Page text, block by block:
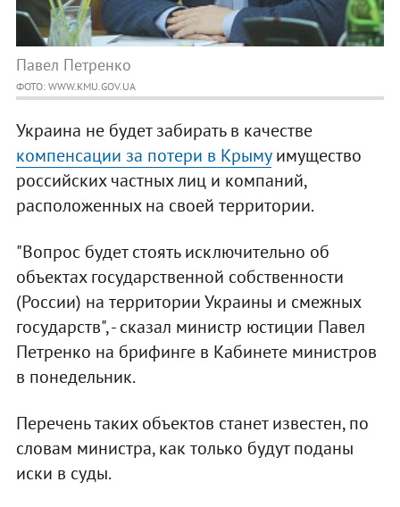
Павел Петренко
ФОТО: WWW.KMU.GOV.UA
Украина не будет забирать в качестве
компенсации за потери в Крымуимущество
российских частных лиц и компаний,
расположенных на своей территории.
"Вопрос будет стоять исключительно об
объектах государственной собственности
(России) на территории Украины и смежных
государств", - сказал министр юстиции Павел
Петренко на брифинге в Кабинете министров
в понедельник.
Перечень таких объектов станет известен, по
словам министра, как только будут поданы
иски в суды.